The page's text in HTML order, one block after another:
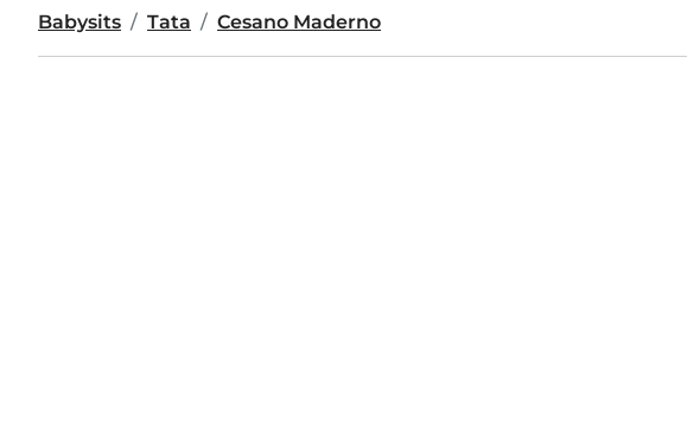
Babysits Tata Cesano Maderno